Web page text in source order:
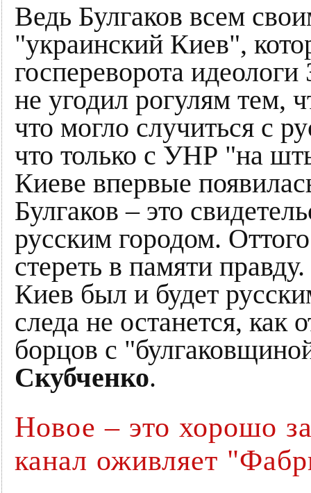
Ведь Булгаков всем
"украинский Киев",
госпереворота
не угодил рогулям тем,
что могло случиться с
что только с УНР "на
Киеве впервые
Булгаков – это
русским городом.
стереть в памяти
Киев был и будет
следа не останется, как
борцов с
Скубченко.
Новое – это хорошо
канал оживляет